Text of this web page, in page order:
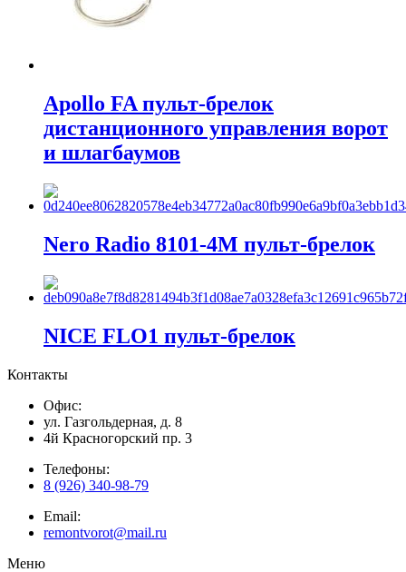
Apollo FA пульт-брелок
дистанционного управления ворот
и шлагбаумов
Nero Radio 8101-4M пульт-брелок
NICE FLO1 пульт-брелок
Контакты
Офис:
ул. Газгольдерная, д. 8
4й Красногорский пр. 3
Телефоны:
8 (926) 340-98-79
Email:
remontvorot@mail.ru
Меню